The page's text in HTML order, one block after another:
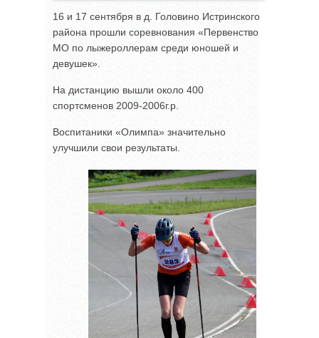
16 и 17 сентября в д. Головино Истринского
района прошли соревнования «Первенство
МО по лыжероллерам среди юношей и
девушек».
На дистанцию вышли около 400
спортсменов 2009-2006г.р.
Воспитаники «Олимпа» значительно
улучшили свои результаты.